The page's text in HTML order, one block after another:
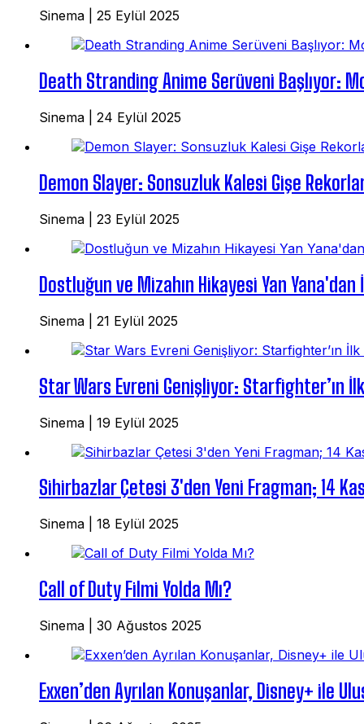
Sinema 25 Eylül 2025
Death Stranding Anime Serüveni Başlıyor:
Sinema 24 Eylül 2025
Demon Slayer: Sonsuzluk Kalesi Gişe
Sinema 23 Eylül 2025
Dostluğun ve Mizahın Hikayesi Yan Yana'dan
Sinema 21 Eylül 2025
Star Wars Evreni Genişliyor: Starfighter’ın İlk
Sinema 19 Eylül 2025
Sihirbazlar Çetesi 3'den Yeni Fragman; 14
Sinema 18 Eylül 2025
Call of Duty Filmi Yolda Mı?
Sinema 30 Ağustos 2025
Exxen’den Ayrılan Konuşanlar, Disney+ ile